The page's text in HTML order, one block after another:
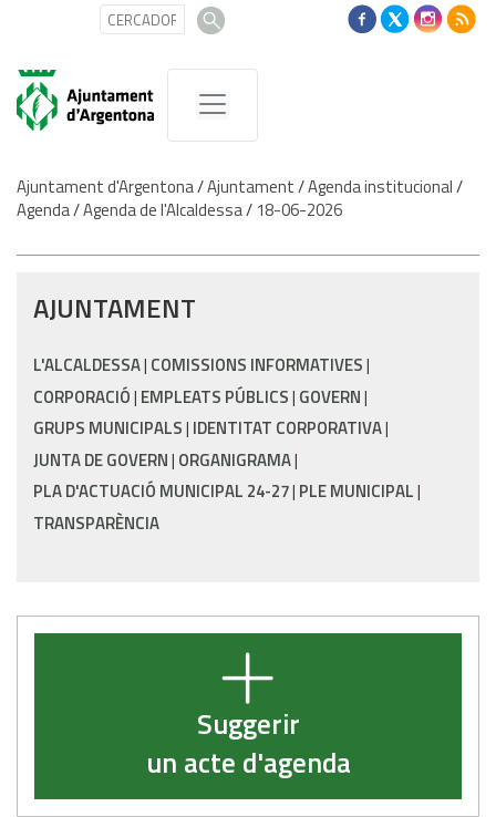
Ajuntament d'Argentona/Ajuntament/Agenda institucional/
Agenda/Agenda de l'Alcaldessa/ 18-06-2026
AJUNTAMENT
L'ALCALDESSA COMISSIONS INFORMATIVES
CORPORACIÓ EMPLEATS PÚBLICS GOVERN
GRUPS MUNICIPALS IDENTITAT CORPORATIVA
JUNTA DE GOVERN ORGANIGRAMA
PLA D'ACTUACIÓ MUNICIPAL 24-27 PLE MUNICIPAL
TRANSPARÈNCIA
Suggerir
un acte d'agenda